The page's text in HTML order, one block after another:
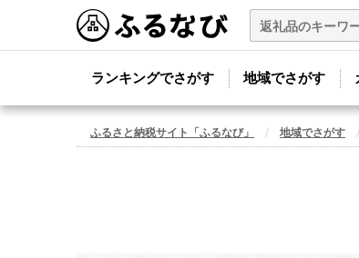
ランキングでさがす 地域でさがす
ふるさと納税サイト「ふるなび」 地域でさがす